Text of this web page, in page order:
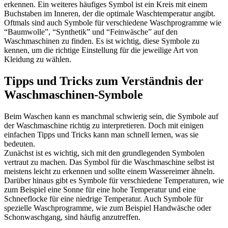
erkennen. Ein weiteres häufiges Symbol ist ein Kreis mit einem
Buchstaben im Inneren, der die optimale Waschtemperatur angibt.
Oftmals sind auch Symbole für verschiedene Waschprogramme wie
“Baumwolle”, “Synthetik” und “Feinwäsche” auf den
Waschmaschinen zu finden. Es ist wichtig, diese Symbole zu
kennen, um die richtige Einstellung für die jeweilige Art von
Kleidung zu wählen.
Tipps und Tricks zum Verständnis der
Waschmaschinen-Symbole
Beim Waschen kann es manchmal schwierig sein, die Symbole auf
der Waschmaschine richtig zu interpretieren. Doch mit einigen
einfachen Tipps und Tricks kann man schnell lernen, was sie
bedeuten.
Zunächst ist es wichtig, sich mit den grundlegenden Symbolen
vertraut zu machen. Das Symbol für die Waschmaschine selbst ist
meistens leicht zu erkennen und sollte einem Wassereimer ähneln.
Darüber hinaus gibt es Symbole für verschiedene Temperaturen, wie
zum Beispiel eine Sonne für eine hohe Temperatur und eine
Schneeflocke für eine niedrige Temperatur. Auch Symbole für
spezielle Waschprogramme, wie zum Beispiel Handwäsche oder
Schonwaschgang, sind häufig anzutreffen.